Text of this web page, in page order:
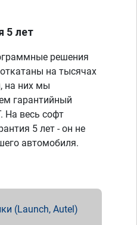
5 лет
решения
на тысячах
на них мы
гарантийный
весь софт
5 лет - он не
автомобиля.
(Launch, Autel)